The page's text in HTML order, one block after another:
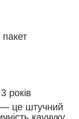
років
— це штучний